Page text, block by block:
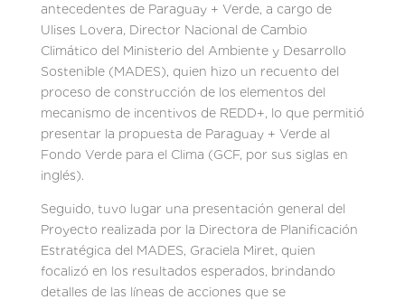
antecedentes de Paraguay + Verde, a cargo de
Ulises Lovera, Director Nacional de Cambio
Climático del Ministerio del Ambiente y Desarrollo
Sostenible (MADES), quien hizo un recuento del
proceso de construcción de los elementos del
mecanismo de incentivos de REDD+, lo que permitió
presentar la propuesta de Paraguay + Verde al
Fondo Verde para el Clima (GCF, por sus siglas en
inglés).
Seguido, tuvo lugar una presentación general del
Proyecto realizada por la Directora de Planificación
Estratégica del MADES, Graciela Miret, quien
focalizó en los resultados esperados, brindando
detalles de las líneas de acciones que se